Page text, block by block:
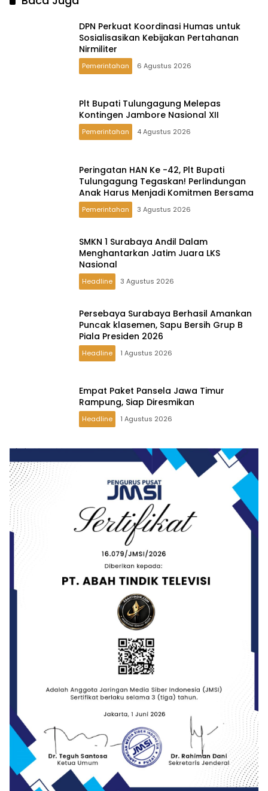
DPN Perkuat Koordinasi Humas untuk
Sosialisasikan Kebijakan Pertahanan
Nirmiliter
Pemerintahan 6 Agustus 2026
Plt Bupati Tulungagung Melepas
Kontingen Jambore Nasional XII
Pemerintahan 4 Agustus 2026
Peringatan HAN Ke -42, Plt Bupati
Tulungagung Tegaskan! Perlindungan
Anak Harus Menjadi Komitmen Bersama
Pemerintahan 3 Agustus 2026
SMKN 1 Surabaya Andil Dalam
Menghantarkan Jatim Juara LKS
Nasional
Headline 3 Agustus 2026
Persebaya Surabaya Berhasil Amankan
Puncak klasemen, Sapu Bersih Grup B
Piala Presiden 2026
Headline 1 Agustus 2026
Empat Paket Pansela Jawa Timur
Rampung, Siap Diresmikan
Headline 1 Agustus 2026